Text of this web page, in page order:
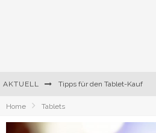
AKTUELL Tipps für den Tablet-Kauf
Vorteile der Datenauslagerung
Home Tablets